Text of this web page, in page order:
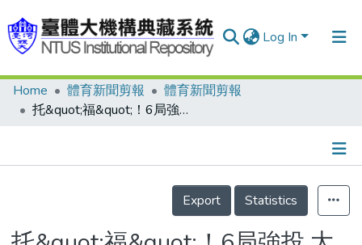
Log In
Communities & Collections
Home 體育新聞剪報
體育新聞剪報
托&quot;福&quot;！6局強投 大勝巴拿馬10：0 陽建福壓制對手打擊 預賽第5勝 提前晉級8強 今戰美國搶第1
Details
Export
Statistics